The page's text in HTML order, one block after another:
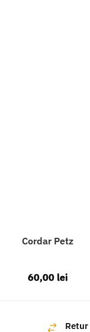
Cordar Petz
60,00 lei
Retur